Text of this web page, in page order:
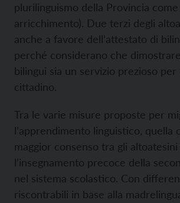
plurilinguismo della Provincia
arricchimento). Due terzi degli
anche a favore dell’attestato di
perché considerano che
bilingui sia un servizio prezioso per
cittadino.
Tra le varie misure proposte per
l’apprendimento linguistico, quella
maggior consenso tra gli altoatesini
l’insegnamento precoce della
nel sistema scolastico. Con
riscontrabili in base alla